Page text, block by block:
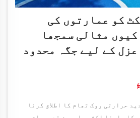
کو عمارتوں کی
مثالی سمجھا
کے لیے جگہ محدود
حرارتی روک تھام کا اطلاق کرنا